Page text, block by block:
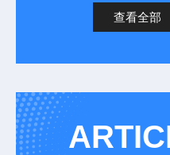
查看全部